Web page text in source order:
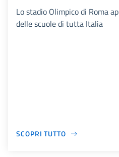
Lo stadio Olimpico di Roma
delle scuole di tutta Italia
SCOPRI TUTTO